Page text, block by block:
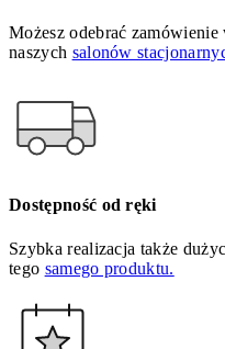
Możesz odebrać
naszych salonów
Dostępność od ręki
Szybka realizacja także
tego samego produktu.